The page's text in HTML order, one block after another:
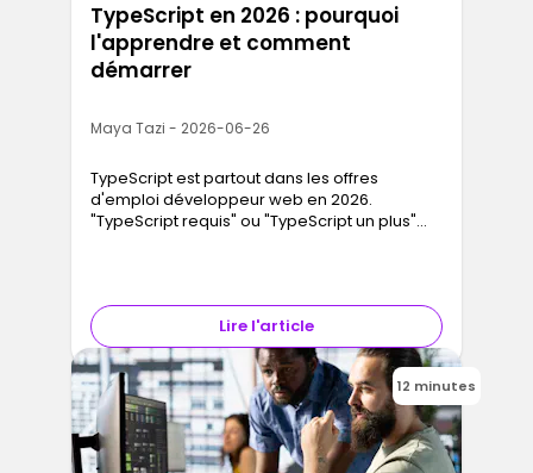
TypeScript en 2026 : pourquoi
l'apprendre et comment
démarrer
Maya Tazi - 2026-06-26
TypeScript est partout dans les offres
d'emploi développeur web en 2026.
"TypeScript requis" ou "TypeScript un plus"
Lire l'article
12 minutes